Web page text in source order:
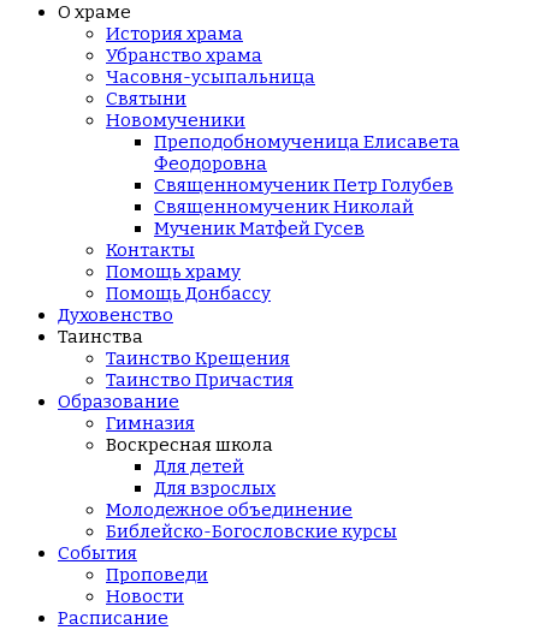
О храме
История храма
Убранство храма
Часовня-усыпальница
Святыни
Новомученики
Преподобномученица Елисавета
Феодоровна
Священномученик Петр Голубев
Священномученик Николай
Мученик Матфей Гусев
Контакты
Помощь храму
Помощь Донбассу
Духовенство
Таинства
Таинство Крещения
Таинство Причастия
Образование
Гимназия
Воскресная школа
Для детей
Для взрослых
Молодежное объединение
Библейско-Богословские курсы
События
Проповеди
Новости
Расписание